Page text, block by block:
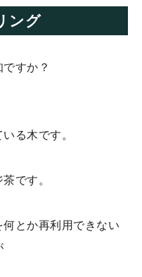
ング
すか？
る木です。
です。
とか再利用できない